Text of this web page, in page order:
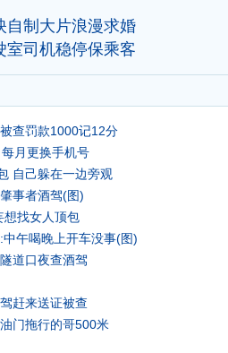
自制大片浪漫求婚
室司机稳停保乘客
查罚款1000记12分
月更换手机号
自己躲在一边旁观
事者酒驾(图)
想找女人顶包
午喝晚上开车没事(图)
道口夜查酒驾
赶来送证被查
门拖行的哥500米